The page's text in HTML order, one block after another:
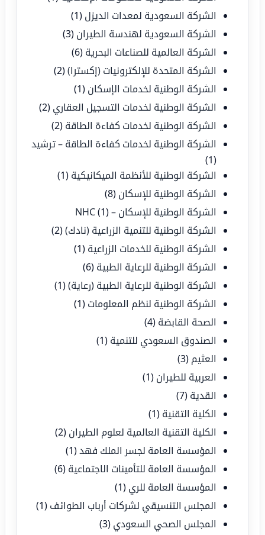
الشركة السعودية لمعدات الديزل (1)
الشركة السعودية لهندسة الطيران (3)
الشركة العالمية للصناعات البحرية (6)
الشركة المتحدة للإلكترونيات (إكسترا)(2)
الشركة الوطنية لخدمات الإسكان (1)
الشركة الوطنية لخدمات التسجيل العقاري (2)
الشركة الوطنية لخدمات كفاءة الطاقة (2)
الشركة الوطنية لخدمات كفاءة الطاقة – ترشيد
(1)
الشركة الوطنية للأنظمة الميكانيكية (1)
الشركة الوطنية للإسكان (8)
الشركة الوطنية للإسكان – NHC(1)
الشركة الوطنية للتنمية الزراعية (نادك)(2)
الشركة الوطنية للخدمات الزراعية (1)
الشركة الوطنية للرعاية الطبية (6)
الشركة الوطنية للرعاية الطبية (رعاية)(1)
الشركة الوطنية لنظم المعلومات (1)
الصحة القابضة (4)
الصندوق السعودي للتنمية (1)
العثيم (3)
العربية للطيران (1)
القدية (7)
الكلية التقنية (1)
الكلية التقنية العالمية لعلوم الطيران (2)
المؤسسة العامة لجسر الملك فهد(1)
المؤسسة العامة للتأمينات الاجتماعية (6)
المؤسسة العامة للري (1)
المجلس التنسيقي لشركات أرباب الطوائف (1)
المجلس الصحي السعودي (3)